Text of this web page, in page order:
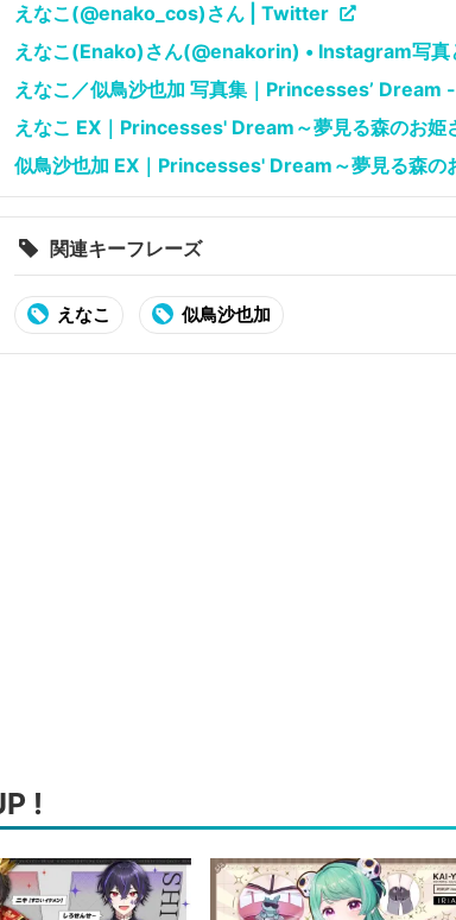
えなこ(@enako_cos)さん | Twitter
えなこ(Enako)さん(@enakorin) • Instagram写真
えなこ／似鳥沙也加 写真集｜Princesses’
えなこ EX｜Princesses' Dream～夢見る森のお
似鳥沙也加 EX｜Princesses' Dream～夢見る森
関連キーフレーズ
えなこ 似鳥沙也加
!